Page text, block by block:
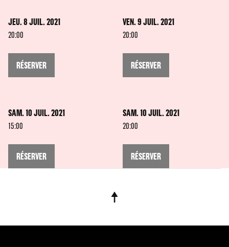
JEU. 8 JUIL. 2021
20:00
RÉSERVER
VEN. 9 JUIL. 2021
20:00
RÉSERVER
SAM. 10 JUIL. 2021
15:00
RÉSERVER
SAM. 10 JUIL. 2021
20:00
RÉSERVER